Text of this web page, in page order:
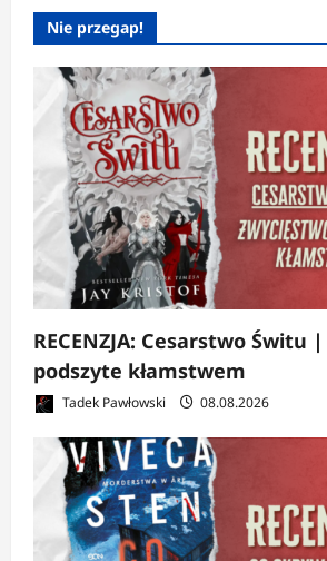
Nie przegap!
RECENZJA: Cesarstwo Świtu
podszyte kłamstwem
Tadek Pawłowski 08.08.2026